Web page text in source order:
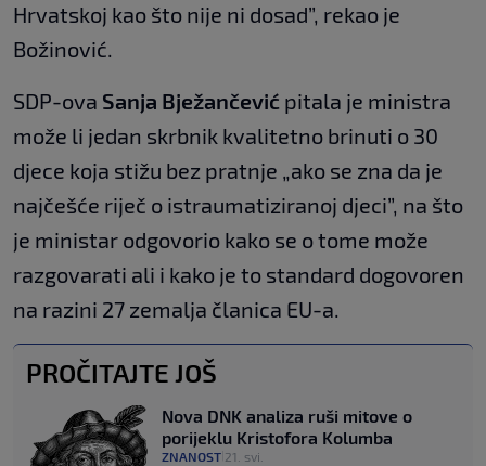
Hrvatskoj kao što nije ni dosad”, rekao je
Božinović.
SDP-ova Sanja Bježančević pitala je ministra
može li jedan skrbnik kvalitetno brinuti o 30
djece koja stižu bez pratnje „ako se zna da je
najčešće riječ o istraumatiziranoj djeci”, na što
je ministar odgovorio kako se o tome može
razgovarati ali i kako je to standard dogovoren
na razini 27 zemalja članica EU-a.
PROČITAJTE JOŠ
Nova DNK analiza ruši mitove o
porijeklu Kristofora Kolumba
ZNANOST 21. svi.